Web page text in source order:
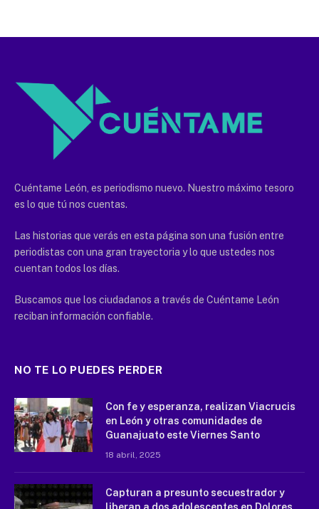
Cuéntame León, es periodismo nuevo. Nuestro máximo tesoro
es lo que tú nos cuentas.
Las historias que verás en esta página son una fusión entre
periodistas con una gran trayectoria y lo que ustedes nos
cuentan todos los días.
Buscamos que los ciudadanos a través de Cuéntame León
reciban información confiable.
NO TE LO PUEDES PERDER
Con fe y esperanza, realizan Viacrucis
en León y otras comunidades de
Guanajuato este Viernes Santo
18 abril, 2025
Capturan a presunto secuestrador y